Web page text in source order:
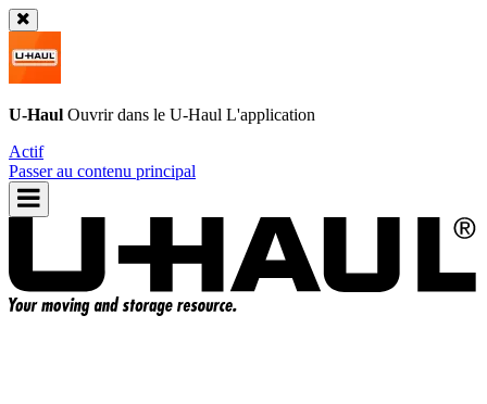
U-Haul Ouvrir dans le U-Haul L'application
Actif
Passer au contenu principal